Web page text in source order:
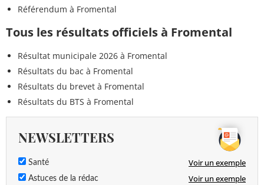
Référendum à Fromental
Tous les résultats officiels à Fromental
Résultat municipale 2026 à Fromental
Résultats du bac à Fromental
Résultats du brevet à Fromental
Résultats du BTS à Fromental
NEWSLETTERS
Santé Voir un exemple
Astuces de la rédac Voir un exemple